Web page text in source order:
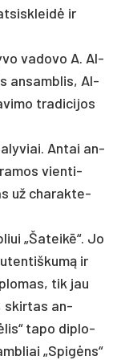
ir
va­do­vo A. Al­
an­samb­lis, Al­
tra­di­ci­jos
An­tai an­
vien­ti­
už cha­rak­te­
„Ša­teikē“. Jo
ir
tik jau
skir­tas an­
ta­po dip­lo­
„Spigėns“